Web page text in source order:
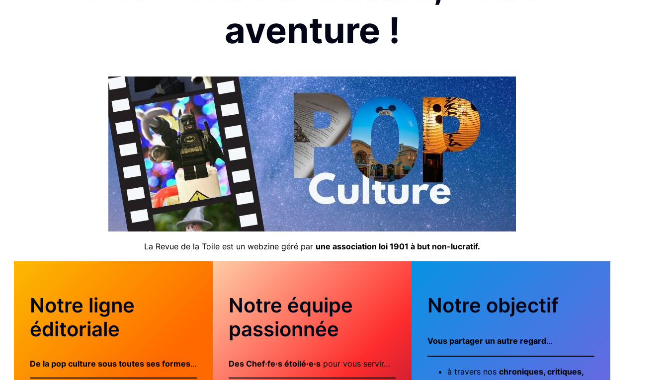
aventure !
La Revue de la Toile est un webzine géré par une association loi 1901 à but non-lucratif.
Notre ligne
éditoriale
De la pop culture sous toutes ses formes…
Notre équipe
passionnée
Des Chef·fe·s étoilé·e·s pour vous servir…
Notre objectif
Vous partager un autre regard…
à travers nos chroniques, critiques,